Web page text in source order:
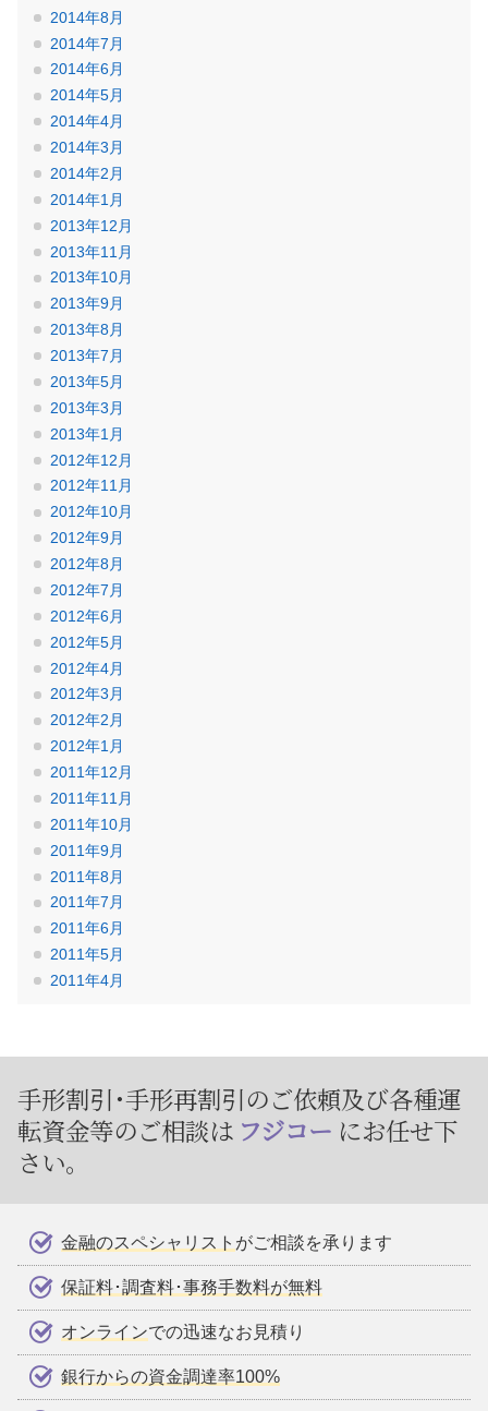
2014年8月
2014年7月
2014年6月
2014年5月
2014年4月
2014年3月
2014年2月
2014年1月
2013年12月
2013年11月
2013年10月
2013年9月
2013年8月
2013年7月
2013年5月
2013年3月
2013年1月
2012年12月
2012年11月
2012年10月
2012年9月
2012年8月
2012年7月
2012年6月
2012年5月
2012年4月
2012年3月
2012年2月
2012年1月
2011年12月
2011年11月
2011年10月
2011年9月
2011年8月
2011年7月
2011年6月
2011年5月
2011年4月
手形割引･手形再割引のご依頼及び各種運
転資金等のご相談は フジコー にお任せ下
さい。
金融のスペシャリスト がご相談を承ります
保証料･調査料･事務手数料が無料
オンラインでの迅速なお見積り
銀行からの資金調達率100%